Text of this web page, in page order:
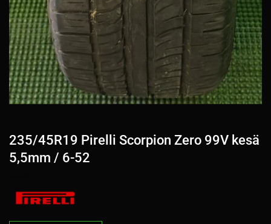
235/45R19 Pirelli Scorpion Zero 99V kesä
5,5mm / 6-52